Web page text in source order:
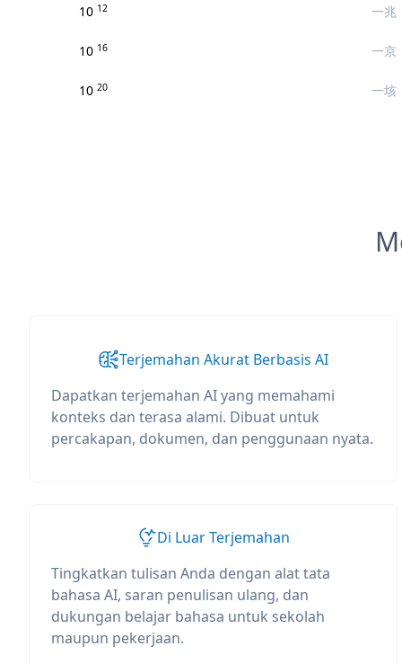
10 12 一兆
10 16 一京
10 20 一垓
Terjemahan Akurat Berbasis AI
Dapatkan terjemahan AI yang memahami
konteks dan terasa alami. Dibuat untuk
percakapan, dokumen, dan penggunaan nyata.
Di Luar Terjemahan
Tingkatkan tulisan Anda dengan alat tata
bahasa AI, saran penulisan ulang, dan
dukungan belajar bahasa untuk sekolah
maupun pekerjaan.